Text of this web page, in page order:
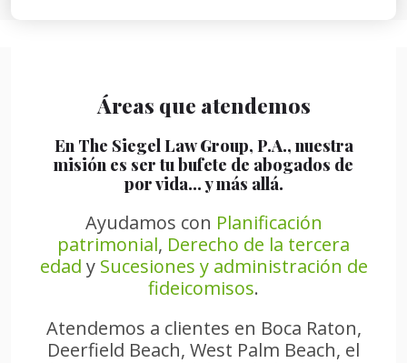
Áreas que atendemos
En The Siegel Law Group, P.A., nuestra
misión es ser tu bufete de abogados de
por vida… y más allá.
Ayudamos con Planificación
patrimonial, Derecho de la tercera
edad y Sucesiones y administración de
fideicomisos.
Atendemos a clientes en Boca Raton,
Deerfield Beach, West Palm Beach, el